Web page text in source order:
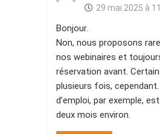
29 mai 2025 à
Bonjour.
Non, nous proposons
nos webinaires et
réservation avant.
plusieurs fois,
d’emploi, par exemple,
deux mois environ.